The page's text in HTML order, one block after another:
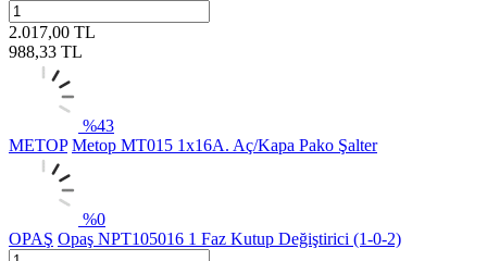
2.017,00 TL
988,33 TL
%43
METOP Metop MT015 1x16A. Aç/Kapa Pako Şalter
%0
OPAŞ Opaş NPT105016 1 Faz Kutup Değiştirici (1-0-2)